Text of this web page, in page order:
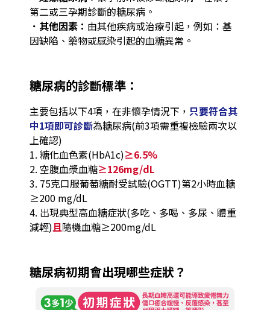
第二或三孕期診斷的糖尿病。
． 其他因素： 由其他疾病或治療引起，例如：基
因缺陷、藥物或感染引起的血糖異常。
糖尿病的診斷標準：
主要包括以下4項，在非懷孕情況下， 只要符合其
中1項即可診斷為糖尿病(前3項需重複檢驗兩次以
上確認)
1. 糖化血色素(HbA1c)≥6.5%
2. 空腹血漿血糖≥126mg/dL
3. 75克口服葡萄糖耐受試驗(OGTT)第2小時血糖
≥200 mg/dL
4. 出現典型高血糖症狀(多吃、多喝、多尿、體重
減輕)且隨機血糖≥200mg/dL
糖尿病初期會出現哪些症狀？